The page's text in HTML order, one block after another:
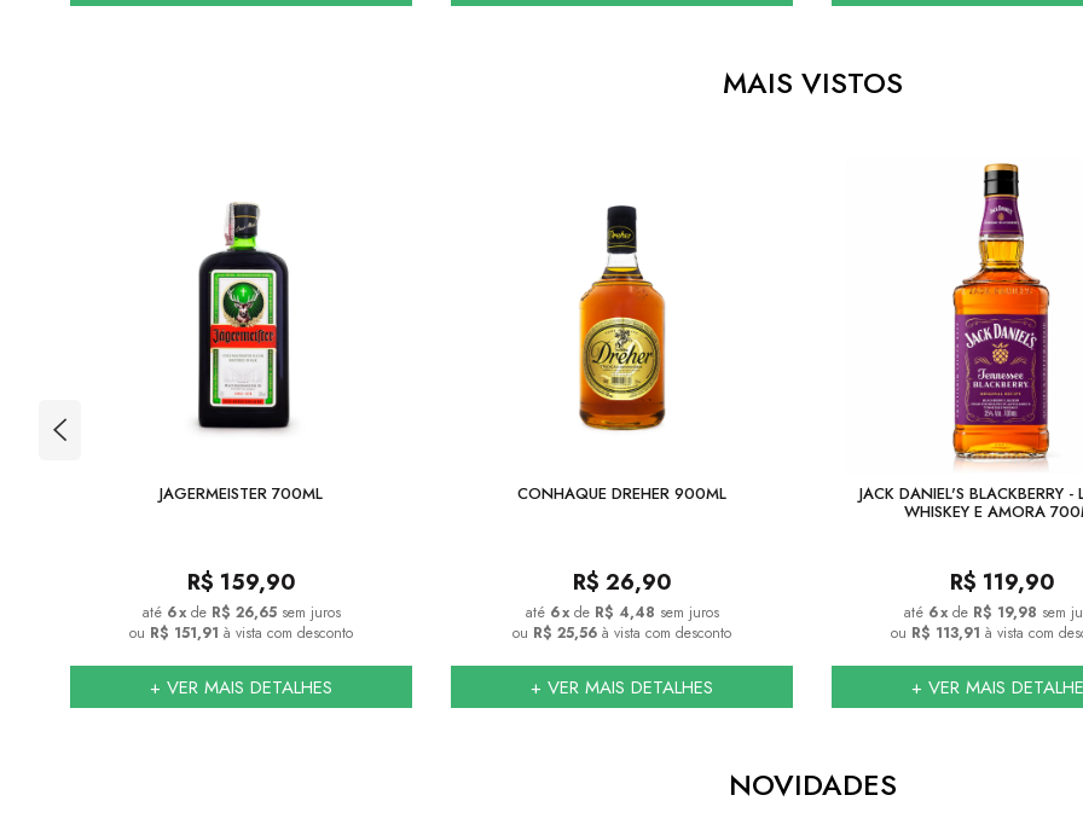
MAIS VISTOS
JAGERMEISTER 700ML
R$ 159,90
6x de R$ 26,65 sem juros
ou R$ 151,91 à vista com desconto
+ VER MAIS DETALHES
CONHAQUE DREHER 900ML
R$ 26,90
6x de R$ 4,48 sem juros
ou R$ 25,56 à vista com desconto
+ VER MAIS DETALHES
JACK DANIEL'S BLACKBERRY -
WHISKEY E AMORA
R$ 119,90
6x de R$ 19,98 sem
ou R$ 113,91 à vista com
+ VER MAIS
NOVIDADES